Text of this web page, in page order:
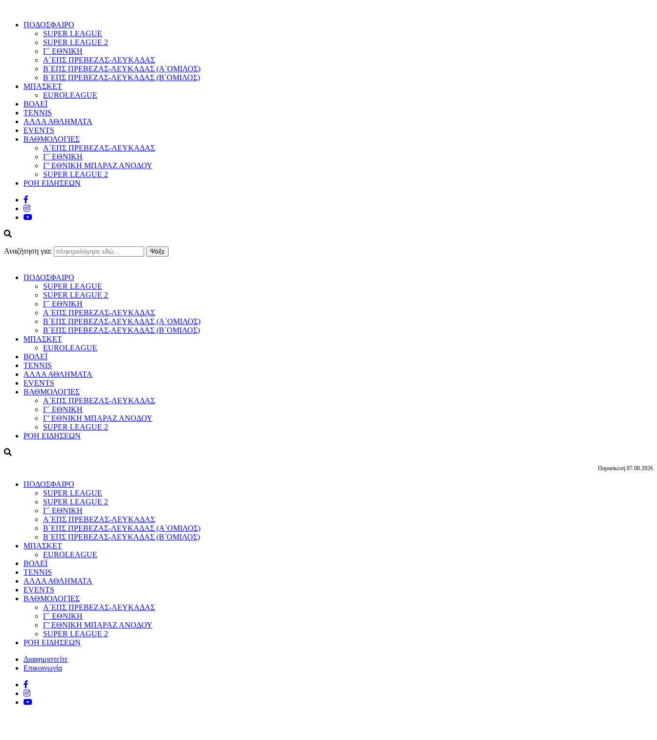
ΠΟΔΟΣΦΑΙΡΟ
SUPER LEAGUE
SUPER LEAGUE 2
Γ΄ ΕΘΝΙΚΗ
Α΄ΕΠΣ ΠΡΕΒΕΖΑΣ-ΛΕΥΚΑΔΑΣ
Β΄ΕΠΣ ΠΡΕΒΕΖΑΣ-ΛΕΥΚΑΔΑΣ (Α΄ΟΜΙΛΟΣ)
Β΄ΕΠΣ ΠΡΕΒΕΖΑΣ-ΛΕΥΚΑΔΑΣ (Β΄ΟΜΙΛΟΣ)
ΜΠΑΣΚΕΤ
EUROLEAGUE
ΒΟΛΕΪ
TENNIS
ΑΛΛΑ ΑΘΛΗΜΑΤΑ
EVENTS
ΒΑΘΜΟΛΟΓΙΕΣ
Α΄ΕΠΣ ΠΡΕΒΕΖΑΣ-ΛΕΥΚΑΔΑΣ
Γ΄ ΕΘΝΙΚΗ
Γ’ ΕΘΝΙΚΗ ΜΠΑΡΑΖ ΑΝΟΔΟΥ
SUPER LEAGUE 2
ΡΟΗ ΕΙΔΗΣΕΩΝ
Αναζήτηση για:
ΠΟΔΟΣΦΑΙΡΟ
SUPER LEAGUE
SUPER LEAGUE 2
Γ΄ ΕΘΝΙΚΗ
Α΄ΕΠΣ ΠΡΕΒΕΖΑΣ-ΛΕΥΚΑΔΑΣ
Β΄ΕΠΣ ΠΡΕΒΕΖΑΣ-ΛΕΥΚΑΔΑΣ (Α΄ΟΜΙΛΟΣ)
Β΄ΕΠΣ ΠΡΕΒΕΖΑΣ-ΛΕΥΚΑΔΑΣ (Β΄ΟΜΙΛΟΣ)
ΜΠΑΣΚΕΤ
EUROLEAGUE
ΒΟΛΕΪ
TENNIS
ΑΛΛΑ ΑΘΛΗΜΑΤΑ
EVENTS
ΒΑΘΜΟΛΟΓΙΕΣ
Α΄ΕΠΣ ΠΡΕΒΕΖΑΣ-ΛΕΥΚΑΔΑΣ
Γ΄ ΕΘΝΙΚΗ
Γ’ ΕΘΝΙΚΗ ΜΠΑΡΑΖ ΑΝΟΔΟΥ
SUPER LEAGUE 2
ΡΟΗ ΕΙΔΗΣΕΩΝ
Παρασκευή 07.08.2026
ΠΟΔΟΣΦΑΙΡΟ
SUPER LEAGUE
SUPER LEAGUE 2
Γ΄ ΕΘΝΙΚΗ
Α΄ΕΠΣ ΠΡΕΒΕΖΑΣ-ΛΕΥΚΑΔΑΣ
Β΄ΕΠΣ ΠΡΕΒΕΖΑΣ-ΛΕΥΚΑΔΑΣ (Α΄ΟΜΙΛΟΣ)
Β΄ΕΠΣ ΠΡΕΒΕΖΑΣ-ΛΕΥΚΑΔΑΣ (Β΄ΟΜΙΛΟΣ)
ΜΠΑΣΚΕΤ
EUROLEAGUE
ΒΟΛΕΪ
TENNIS
ΑΛΛΑ ΑΘΛΗΜΑΤΑ
EVENTS
ΒΑΘΜΟΛΟΓΙΕΣ
Α΄ΕΠΣ ΠΡΕΒΕΖΑΣ-ΛΕΥΚΑΔΑΣ
Γ΄ ΕΘΝΙΚΗ
Γ’ ΕΘΝΙΚΗ ΜΠΑΡΑΖ ΑΝΟΔΟΥ
SUPER LEAGUE 2
ΡΟΗ ΕΙΔΗΣΕΩΝ
Διαφημιστείτε
Επικοινωνία